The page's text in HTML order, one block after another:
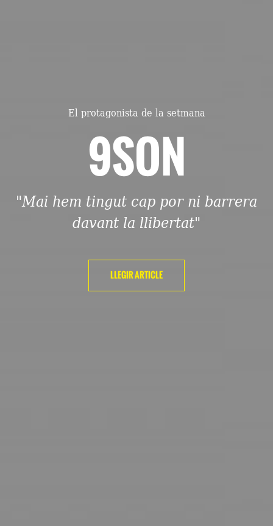
El protagonista de la setmana
9SON
"Mai hem tingut cap por ni barrera
davant la llibertat"
LLEGIR ARTICLE